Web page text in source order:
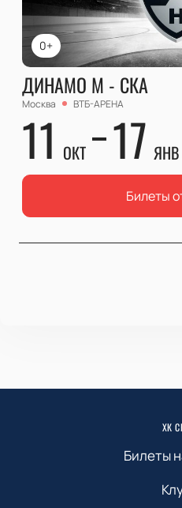
0+
ДИНАМО М - СКА
Москва ВТБ-АРЕНА
11 ОКТ 17 ЯНВ
Билеты
ХК
Билеты